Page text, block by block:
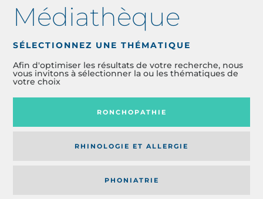
Médiathèque
SÉLECTIONNEZ UNE THÉMATIQUE
Afin d'optimiser les résultats de votre recherche, nous
vous invitons à sélectionner la ou les thématiques de
votre choix
RONCHOPATHIE
RHINOLOGIE ET ALLERGIE
PHONIATRIE